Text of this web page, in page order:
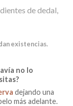
de dedal,
existencias.
no lo
dejando una
más adelante.